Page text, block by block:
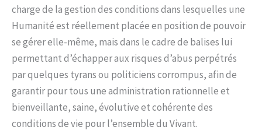
charge de la gestion des conditions dans lesquelles une
Humanité est réellement placée en position de pouvoir
se gérer elle-même, mais dans le cadre de balises lui
permettant d’échapper aux risques d’abus perpétrés
par quelques tyrans ou politiciens corrompus, afin de
garantir pour tous une administration rationnelle et
bienveillante, saine, évolutive et cohérente des
conditions de vie pour l’ensemble du Vivant.